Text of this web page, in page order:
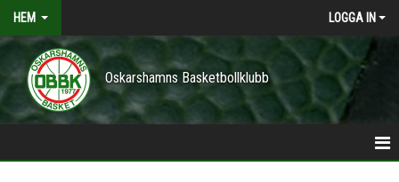
HEM LOGGA IN
Oskarshamns Basketbollklubb